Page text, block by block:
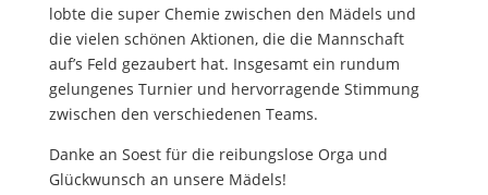
lobte die super Chemie zwischen den Mädels und
die vielen schönen Aktionen, die die Mannschaft
auf’s Feld gezaubert hat. Insgesamt ein rundum
gelungenes Turnier und hervorragende Stimmung
zwischen den verschiedenen Teams.
Danke an Soest für die reibungslose Orga und
Glückwunsch an unsere Mädels!